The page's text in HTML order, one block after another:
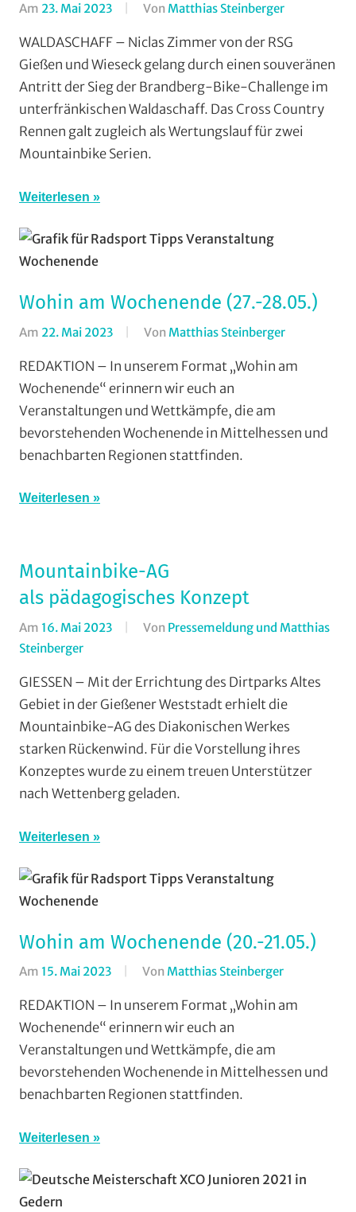
Am 23. Mai 2023 Von Matthias Steinberger
Country
RSG
Gießen
und
WALDASCHAFF – Niclas Zimmer von der RSG
Gießen und Wieseck gelang durch einen souveränen
Antritt der Sieg der Brandberg-Bike-Challenge im
unterfränkischen Waldaschaff. Das Cross Country
Rennen galt zugleich als Wertungslauf für zwei
Mountainbike Serien.
Weiterlesen
Wohin am Wochenende (27.-28.05.)
Am 22. Mai 2023 Von Matthias Steinberger
Wohin
(WaW)
REDAKTION – In unserem Format „Wohin am
Wochenende“ erinnern wir euch an
Veranstaltungen und Wettkämpfe, die am
bevorstehenden Wochenende in Mittelhessen und
benachbarten Regionen stattfinden.
Weiterlesen
Mountainbike-AG
als pädagogisches Konzept
Am 16. Mai 2023 Von Pressemeldung und Matthias
Steinberger
Enduro,
Mountainbike
GIESSEN – Mit der Errichtung des Dirtparks Altes
Gebiet in der Gießener Weststadt erhielt die
Mountainbike-AG des Diakonischen Werkes
starken Rückenwind. Für die Vorstellung ihres
Konzeptes wurde zu einem treuen Unterstützer
nach Wettenberg geladen.
Weiterlesen
Wohin am Wochenende (20.-21.05.)
Am 15. Mai 2023 Von Matthias Steinberger
Wohin
(WaW)
REDAKTION – In unserem Format „Wohin am
Wochenende“ erinnern wir euch an
Veranstaltungen und Wettkämpfe, die am
bevorstehenden Wochenende in Mittelhessen und
benachbarten Regionen stattfinden.
Weiterlesen